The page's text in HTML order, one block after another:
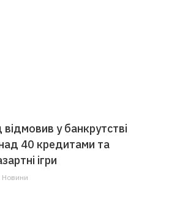
у банкрутстві
40 кредитами та
ігри
Новини